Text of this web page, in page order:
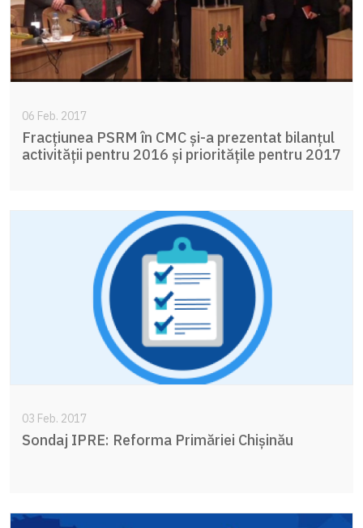
06 Feb. 2017
Fracțiunea PSRM în CMC și-a prezentat bilanțul
activității pentru 2016 și prioritățile pentru 2017
03 Feb. 2017
Sondaj IPRE: Reforma Primăriei Chișinău